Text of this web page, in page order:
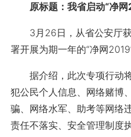
原标题：我省启动“净
3月26日，从省公安厅获
署开展为期一年的“净网
据介绍，此次专项行动将
犯公民个人信息、网络赌博
骗、网络水军、助考等网络
责任不落实、安全管理制度